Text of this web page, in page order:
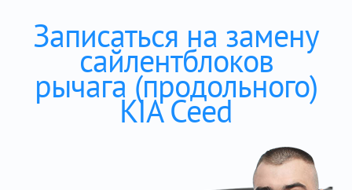
Записаться на замену
сайлентблоков
рычага (продольного)
KIA Ceed